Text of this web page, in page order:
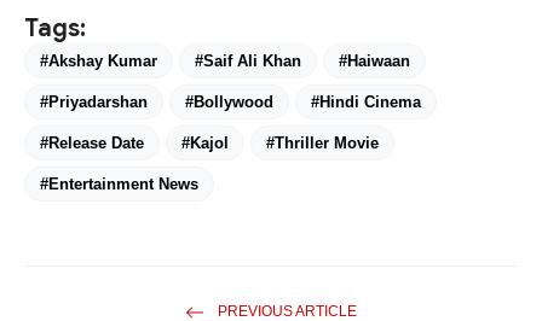
Tags:
#Akshay Kumar #Saif Ali Khan #Haiwaan
#Priyadarshan #Bollywood #Hindi Cinema
#Release Date #Kajol #Thriller Movie
#Entertainment News
PREVIOUS ARTICLE